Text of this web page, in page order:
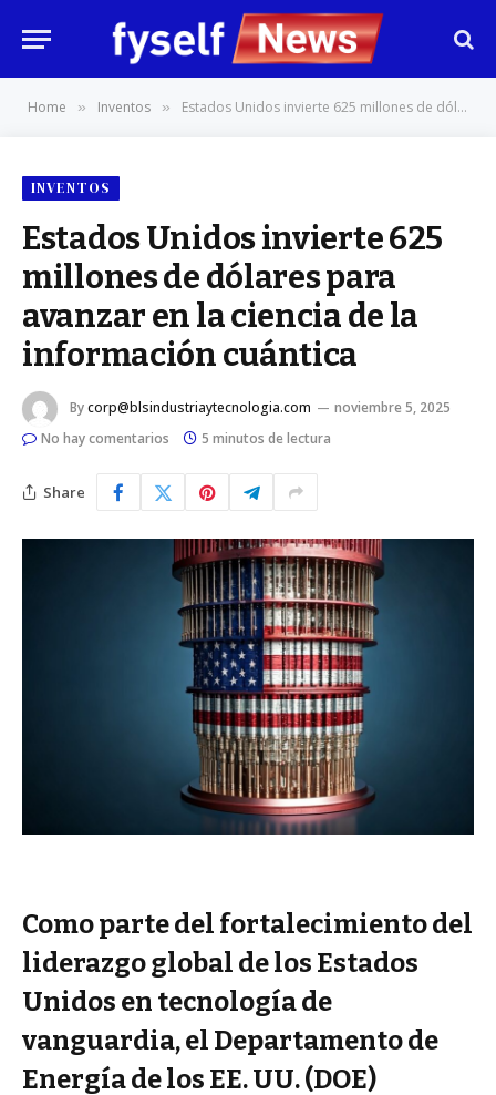
Home » Inventos » Estados Unidos invierte 625 millones de dólares para avanzar en la ciencia de la información cuántica
INVENTOS
Estados Unidos invierte 625
millones de dólares para
avanzar en la ciencia de la
información cuántica
Bycorp@blsindustriaytecnologia.com
noviembre 5, 2025
No hay comentarios
5 minutos de lectura
Share
Como parte del fortalecimiento del
liderazgo global de los Estados
Unidos en tecnología de
vanguardia, el Departamento de
Energía de los EE. UU. (DOE)